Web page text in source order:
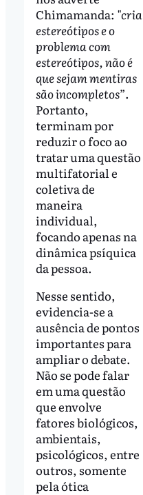
Chimamanda: "cria
estereótipos e o
problema com
estereótipos, não é
que sejam mentiras
são incompletos”.
Portanto,
terminam por
reduzir o foco ao
tratar uma questão
multifatorial e
coletiva de
maneira
individual,
focando apenas na
dinâmica psíquica
da pessoa.
Nesse sentido,
evidencia-se a
ausência de pontos
importantes para
ampliar o debate.
Não se pode falar
em uma questão
que envolve
fatores biológicos,
ambientais,
psicológicos, entre
outros, somente
pela ótica